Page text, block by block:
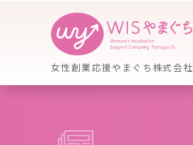
女性創業応援やまぐち株式会社